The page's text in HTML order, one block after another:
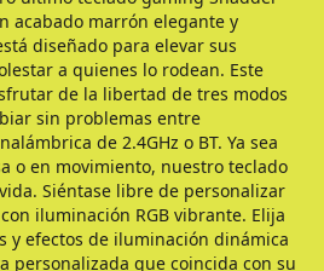
acabado marrón elegante y
diseñado para elevar sus
a quienes lo rodean. Este
de la libertad de tres modos
sin problemas entre
de 2.4GHz o BT. Ya sea
o en movimiento, nuestro teclado
Siéntase libre de personalizar
iluminación RGB vibrante. Elija
y efectos de iluminación dinámica
personalizada que coincida con su